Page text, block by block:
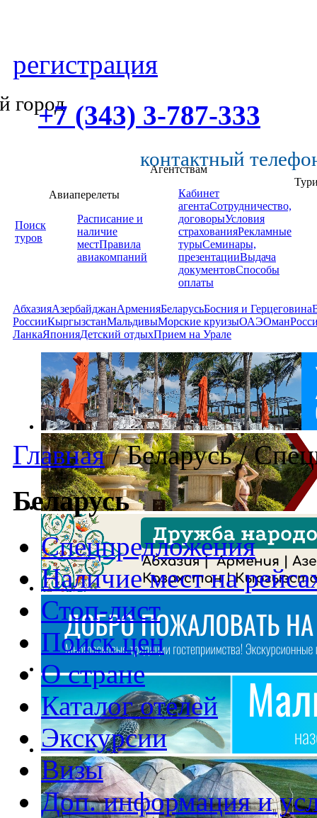
регистрация
город
+7 (343) 3-787-333
контактный
Поиск
туров
Авиаперелеты
Расписание и
наличие
местПравила
авиакомпаний
Агентствам
Кабинет
агентаСотрудничество,
договорыУсловия
страхованияРекламные
турыСеминары,
презентацииВыдача
документовСпособы
оплаты
АбхазияАзербайджанАрменияБеларусьБосния и Герцеговина
РоссииКыргызстанМальдивыМорские круизыОАЭОман
ЛанкаЯпонияДетский отдыхПрием на Урале
Главная /Беларусь/
Беларусь
Спецпредложения
Наличие мест на
Стоп-лист
Поиск цен
О стране
Каталог отелей
Экскурсии
Визы
Доп. информация и